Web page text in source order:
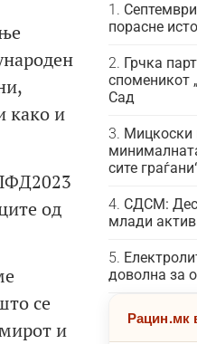
како и
од
се
и
порасне
Грчка
споменикот
Сад
Мицкоски
сите
СДСМ:
млади
доволна за
Рацин.мк